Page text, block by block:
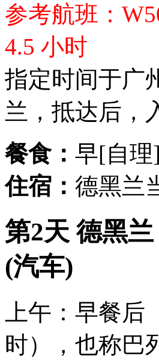
参考航班：
4.5 小时
指定时间于广
兰，抵达后，
餐食： 早[自
住宿： 德黑兰
第2天 德黑
(汽车)
上午：早餐
时），也称巴